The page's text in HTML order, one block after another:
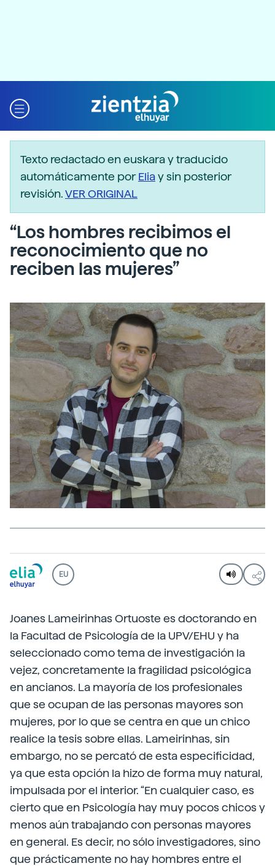
Texto redactado en euskara y traducido
automáticamente porEliay sin posterior
revisión.VER ORIGINAL
“Los hombres recibimos el
reconocimiento que no
reciben las mujeres”
EU
Joanes Lameirinhas Ortuoste es doctorando en
la Facultad de Psicología de la UPV/EHU y ha
seleccionado como tema de investigación la
vejez, concretamente la fragilidad psicológica
en ancianos. La mayoría de los profesionales
que se ocupan de las personas mayores son
mujeres, por lo que se centra en que un chico
realice la tesis sobre ellas. Lameirinhas, sin
embargo, no se percató de esta especificidad,
ya que esta opción la hizo de forma muy natural,
impulsada por el interior. “En cualquier caso, es
cierto que en Psicología hay muy pocos chicos y
menos aún trabajando con personas mayores
en general. Es decir, no sólo investigadores, sino
que prácticamente no hay hombres entre el